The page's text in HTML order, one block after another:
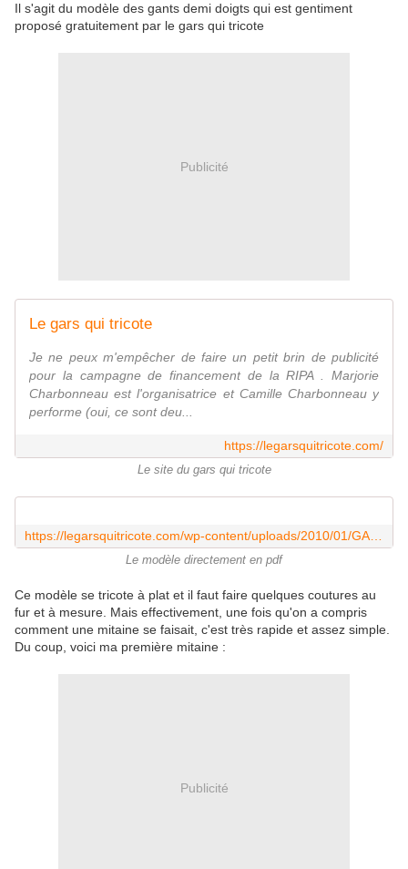
Il s'agit du modèle des gants demi doigts qui est gentiment
proposé gratuitement par le gars qui tricote
Publicité
Le gars qui tricote
Je ne peux m'empêcher de faire un petit brin de publicité
pour la campagne de financement de la RIPA . Marjorie
Charbonneau est l'organisatrice et Camille Charbonneau y
performe (oui, ce sont deu...
https://legarsquitricote.com/
Le site du gars qui tricote
Le modèle directement en pdf
Ce modèle se tricote à plat et il faut faire quelques coutures au
fur et à mesure. Mais effectivement, une fois qu'on a compris
comment une mitaine se faisait, c'est très rapide et assez simple.
Du coup, voici ma première mitaine :
Publicité